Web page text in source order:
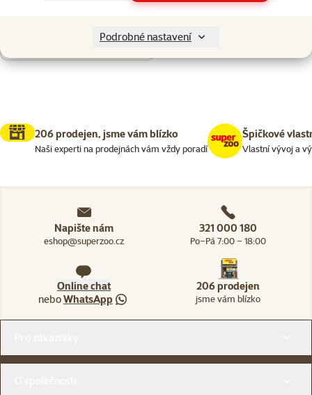
Podrobné nastavení
206 prodejen, jsme vám blízko
Naši experti na prodejnách vám vždy poradí
Špičkové
Vlastní vývoj a
Napište nám
eshop@superzoo.cz
321 000 180
Po–Pá 7:00 – 18:00
Online chat
neboWhatsApp
206 prodejen
jsme vám blízko